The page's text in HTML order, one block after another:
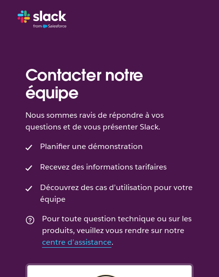
Contacter notre
équipe
Nous sommes ravis de répondre à vos
questions et de vous présenter Slack.
Planifier une démonstration
Recevez des informations tarifaires
Découvrez des cas d’utilisation pour votre
équipe
Pour toute question technique ou sur les
produits, veuillez vous rendre sur notre
centre d’assistance.